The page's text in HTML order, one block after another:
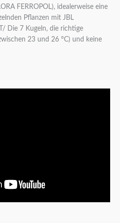
FERROPOL), idealerweise eine
Pflanzen mit JBL
Die 7 Kugeln, die richtige
23 und 26 °C) und keine